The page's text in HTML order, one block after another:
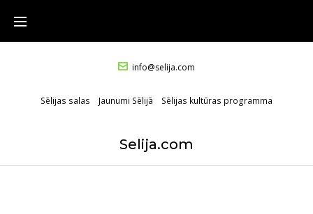
info@selija.com
Sēlijas salas Jaunumi Sēlijā Sēlijas kultūras programma
Selija.com